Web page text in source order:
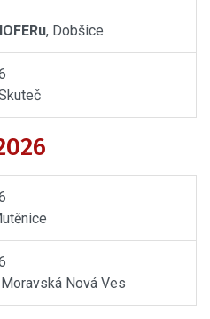
, Dobšice
Nová Ves